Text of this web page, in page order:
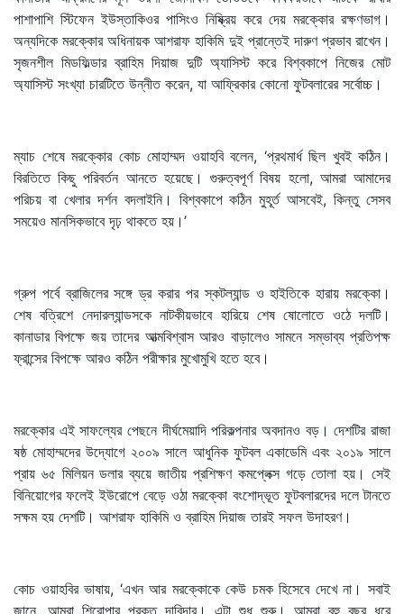
পাশাপাশি স্টিফেন ইউস্তাকিওর পাসিংও নিষ্ক্রিয় করে দেয় মরক্কোর রক্ষণভাগ।
অন্যদিকে মরক্কোর অধিনায়ক আশরাফ হাকিমি দুই প্রান্তেই দারুণ প্রভাব রাখেন।
সৃজনশীল মিডফিল্ডার ব্রাহিম দিয়াজ দুটি অ্যাসিস্ট করে বিশ্বকাপে নিজের মোট
অ্যাসিস্ট সংখ্যা চারটিতে উন্নীত করেন, যা আফ্রিকার কোনো ফুটবলারের সর্বোচ্চ।
ম্যাচ শেষে মরক্কোর কোচ মোহাম্মদ ওয়াহবি বলেন, ‘প্রথমার্ধ ছিল খুবই কঠিন।
বিরতিতে কিছু পরিবর্তন আনতে হয়েছে। গুরুত্বপূর্ণ বিষয় হলো, আমরা আমাদের
পরিচয় বা খেলার দর্শন বদলাইনি। বিশ্বকাপে কঠিন মুহূর্ত আসবেই, কিন্তু সেসব
সময়েও মানসিকভাবে দৃঢ় থাকতে হয়।’
গ্রুপ পর্বে ব্রাজিলের সঙ্গে ড্র করার পর স্কটল্যান্ড ও হাইতিকে হারায় মরক্কো।
শেষ বত্রিশে নেদারল্যান্ডসকে নাটকীয়ভাবে হারিয়ে শেষ ষোলোতে ওঠে দলটি।
কানাডার বিপক্ষে জয় তাদের আত্মবিশ্বাস আরও বাড়ালেও সামনে সম্ভাব্য প্রতিপক্ষ
ফ্রান্সের বিপক্ষে আরও কঠিন পরীক্ষার মুখোমুখি হতে হবে।
মরক্কোর এই সাফল্যের পেছনে দীর্ঘমেয়াদি পরিকল্পনার অবদানও বড়। দেশটির রাজা
ষষ্ঠ মোহাম্মদের উদ্যোগে ২০০৯ সালে আধুনিক ফুটবল একাডেমি এবং ২০১৯ সালে
প্রায় ৬৫ মিলিয়ন ডলার ব্যয়ে জাতীয় প্রশিক্ষণ কমপ্লেক্স গড়ে তোলা হয়। সেই
বিনিয়োগের ফলেই ইউরোপে বেড়ে ওঠা মরক্কো বংশোদ্ভূত ফুটবলারদের দলে টানতে
সক্ষম হয় দেশটি। আশরাফ হাকিমি ও ব্রাহিম দিয়াজ তারই সফল উদাহরণ।
কোচ ওয়াহবির ভাষায়, ‘এখন আর মরক্কোকে কেউ চমক হিসেবে দেখে না। সবাই
জানে, আমরা শিরোপার প্রকৃত দাবিদার। এটা শুধু শুরু। আমরা বহু বছর ধরে